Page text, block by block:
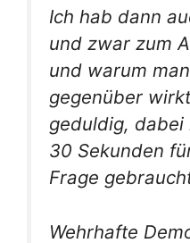
Ich hab dann
und zwar zum
und warum
gegenüber
geduldig,
30 Sekunden
Frage
Wehrhafte